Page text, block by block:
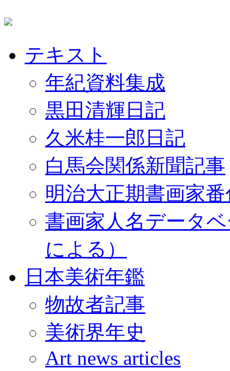
テキスト
年紀資料集成
黒田清輝日記
久米桂一郎日記
白馬会関係新聞記事
明治大正期書画家
書画家人名データ
による）
日本美術年鑑
物故者記事
美術界年史
Art news articles